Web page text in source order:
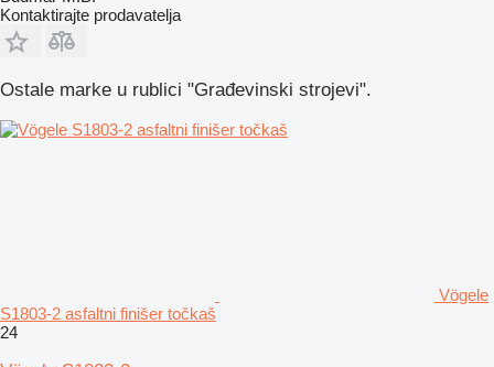
Kontaktirajte prodavatelja
Ostale marke u rublici "Građevinski strojevi".
Vögele
S1803-2 asfaltni finišer točkaš
24